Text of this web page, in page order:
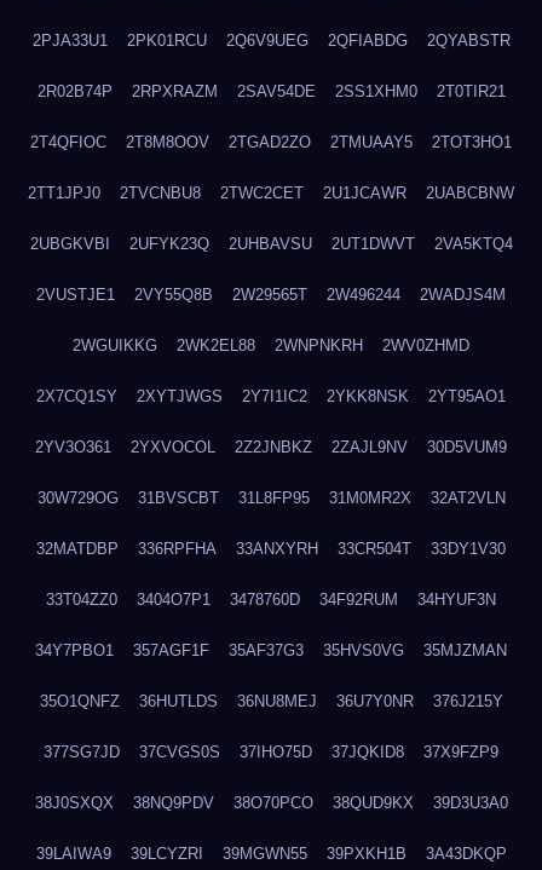
2PJA33U1 2PK01RCU 2Q6V9UEG 2QFIABDG 2QYABSTR
2R02B74P 2RPXRAZM 2SAV54DE 2SS1XHM0 2T0TIR21
2T4QFIOC 2T8M8OOV 2TGAD2ZO 2TMUAAY5 2TOT3HO1
2TT1JPJ0 2TVCNBU8 2TWC2CET 2U1JCAWR 2UABCBNW
2UBGKVBI 2UFYK23Q 2UHBAVSU 2UT1DWVT 2VA5KTQ4
2VUSTJE1 2VY55Q8B 2W29565T 2W496244 2WADJS4M
2WGUIKKG 2WK2EL88 2WNPNKRH 2WV0ZHMD
2X7CQ1SY 2XYTJWGS 2Y7I1IC2 2YKK8NSK 2YT95AO1
2YV3O361 2YXVOCOL 2Z2JNBKZ 2ZAJL9NV 30D5VUM9
30W729OG 31BVSCBT 31L8FP95 31M0MR2X 32AT2VLN
32MATDBP 336RPFHA 33ANXYRH 33CR504T 33DY1V30
33T04ZZ0 3404O7P1 3478760D 34F92RUM 34HYUF3N
34Y7PBO1 357AGF1F 35AF37G3 35HVS0VG 35MJZMAN
35O1QNFZ 36HUTLDS 36NU8MEJ 36U7Y0NR 376J215Y
377SG7JD 37CVGS0S 37IHO75D 37JQKID8 37X9FZP9
38J0SXQX 38NQ9PDV 38O70PCO 38QUD9KX 39D3U3A0
39LAIWA9 39LCYZRI 39MGWN55 39PXKH1B 3A43DKQP